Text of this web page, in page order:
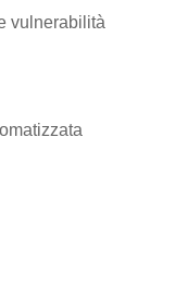
vulnerabilità